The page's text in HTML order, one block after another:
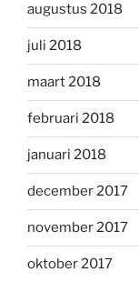
augustus 2018
juli 2018
maart 2018
februari 2018
januari 2018
december 2017
november 2017
oktober 2017